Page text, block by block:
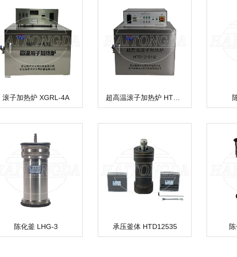
滚子加热炉 XGRL-4A
陈化釜 LHG-3 承压釜体 HTD12535